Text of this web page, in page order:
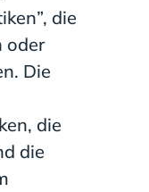
die
oder
Die
die
die